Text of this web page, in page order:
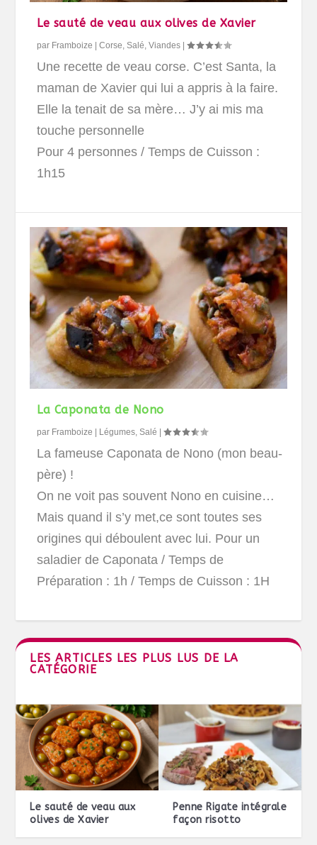
Le sauté de veau aux olives de Xavier
par Framboize |Corse,Salé,Viandes |
Une recette de veau corse. C’est Santa, la
maman de Xavier qui lui a appris à la faire.
Elle la tenait de sa mère… J’y ai mis ma
touche personnelle
Pour 4 personnes / Temps de Cuisson :
1h15
La Caponata de Nono
par Framboize Légumes,Salé |
La fameuse Caponata de Nono (mon beau-
père) !
On ne voit pas souvent Nono en cuisine…
Mais quand il s’y met,ce sont toutes ses
origines qui déboulent avec lui. Pour un
saladier de Caponata/ Temps de
Préparation : 1h / Temps de Cuisson : 1H
LES ARTICLES LES PLUS LUS DE LA
CATÉGORIE
Le sauté de veau aux
olives de Xavier
Penne Rigate intégrale
façon risotto